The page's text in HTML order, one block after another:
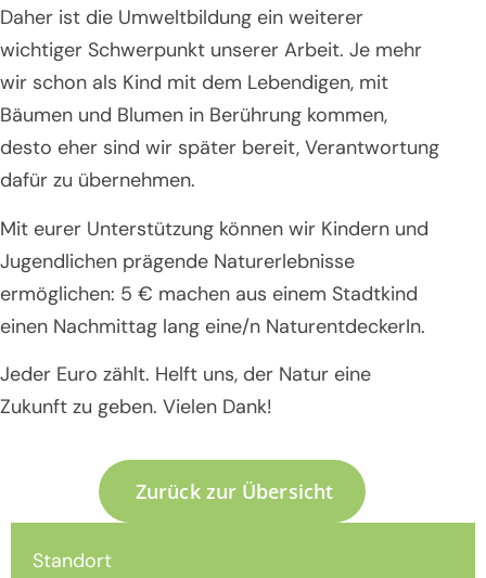
Daher ist die Umweltbildung ein weiterer
wichtiger Schwerpunkt unserer Arbeit. Je mehr
wir schon als Kind mit dem Lebendigen, mit
Bäumen und Blumen in Berührung kommen,
desto eher sind wir später bereit, Verantwortung
dafür zu übernehmen.
Mit eurer Unterstützung können wir Kindern und
Jugendlichen prägende Naturerlebnisse
ermöglichen: 5 € machen aus einem Stadtkind
einen Nachmittag lang eine/n NaturentdeckerIn.
Jeder Euro zählt. Helft uns, der Natur eine
Zukunft zu geben. Vielen Dank!
Zurück zur Übersicht
Standort